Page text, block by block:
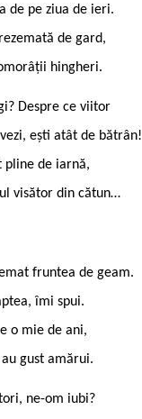
de pe ziua de ieri.
de gard,
hingheri.
Despre ce viitor
ești atât de bătrân!
pline de iarnă,
visător din cătun…
fruntea de geam.
îmi spui.
o mie de ani,
gust amărui.
ne-om iubi?